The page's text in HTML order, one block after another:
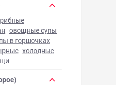
овощные супы
в горшочках
холодные
щи